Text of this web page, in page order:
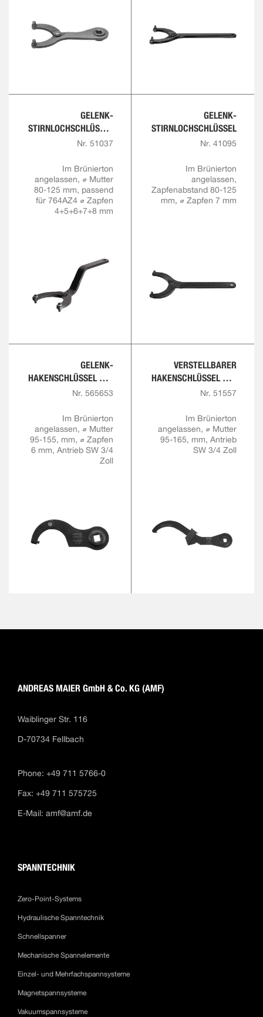
GELENK-
STIRNLOCHSCHLÜSSEL
, GEKRÖPFT
Nr. 51037
Im Brünierton
angelassen, ⌀ Mutter
80-125 mm, passend
für 764AZ4 ⌀ Zapfen
4+5+6+7+8 mm
GELENK-
STIRNLOCHSCHLÜSSEL
Nr. 41095
Im Brünierton
angelassen,
Zapfenabstand 80-125
mm, ⌀ Zapfen 7 mm
GELENK-
HAKENSCHLÜSSEL MIT
ZAPFEN UND
DREHMOMENTSCHLÜS
SEL
Nr. 565653
Im Brünierton
angelassen, ⌀ Mutter
95-155, mm, ⌀ Zapfen
6 mm, Antrieb SW 3/4
Zoll
VERSTELLBARER
HAKENSCHLÜSSEL MIT
NASE UND AUFNAHME
DREHMOMENTSCHLÜS
SEL
Nr. 51557
Im Brünierton
angelassen, ⌀ Mutter
95-165, mm, Antrieb
SW 3/4 Zoll
ANDREAS MAIER GmbH & Co. KG (AMF)
Waiblinger Str. 116
D-70734 Fellbach
Phone: +49 711 5766-0
Fax: +49 711 575725
E-Mail: amf@amf.de
SPANNTECHNIK
Zero-Point-Systems
Hydraulische Spanntechnik
Schnellspanner
Mechanische Spannelemente
Einzel- und Mehrfachspannsysteme
Magnetspannsysteme
Vakuumspannsysteme